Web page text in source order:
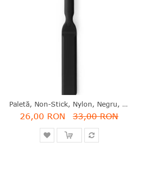
Paletă, Non-Stick, Nylon, Negru, 30.4 Cm, Black Line, Brabantia - 8710755365249
26,00 RON 33,00 RON